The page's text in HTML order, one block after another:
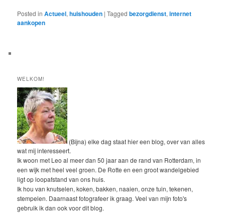
Posted in Actueel,huishouden |Tagged bezorgdienst,internet
aankopen
WELKOM!
(Bijna) elke dag staat hier een blog, over van alles
wat mij interesseert.
Ik woon met Leo al meer dan 50 jaar aan de rand van Rotterdam, in
een wijk met heel veel groen. De Rotte en een groot wandelgebied
ligt op loopafstand van ons huis.
Ik hou van knutselen, koken, bakken, naaien, onze tuin, tekenen,
stempelen. Daarnaast fotografeer ik graag. Veel van mijn foto's
gebruik ik dan ook voor dit blog.